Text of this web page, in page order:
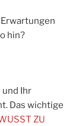
hin?
und Ihr
Das wichtige
ZU